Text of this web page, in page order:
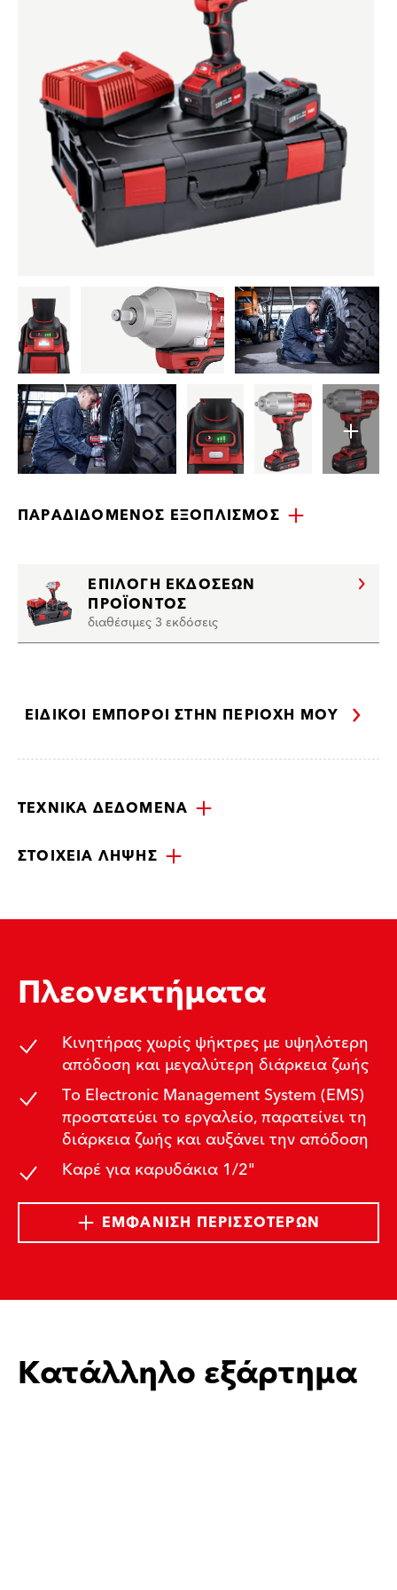
ΠΑΡΑΔΙΔΌΜΕΝΟΣ ΕΞΟΠΛΙΣΜΌΣ
ΕΠΙΛΟΓΉ ΕΚΔΌΣΕΩΝ
ΠΡΟΪΌΝΤΟΣ
διαθέσιμες 3 εκδόσεις
ΕΙΔΙΚΟΊ ΈΜΠΟΡΟΙ ΣΤΗΝ ΠΕΡΙΟΧΉ ΜΟΥ
ΤΕΧΝΙΚΆ ΔΕΔΟΜΈΝΑ
ΣΤΟΙΧΕΊΑ ΛΉΨΗΣ
Πλεονεκτήματα
Κινητήρας χωρίς ψήκτρες με υψηλότερη
απόδοση και μεγαλύτερη διάρκεια ζωής
Το Electronic Management System (EMS)
προστατεύει το εργαλείο, παρατείνει τη
διάρκεια ζωής και αυξάνει την απόδοση
Καρέ για καρυδάκια 1/2"
ΕΜΦΆΝΙΣΗ ΠΕΡΙΣΣΌΤΕΡΩΝ
Κατάλληλο εξάρτημα